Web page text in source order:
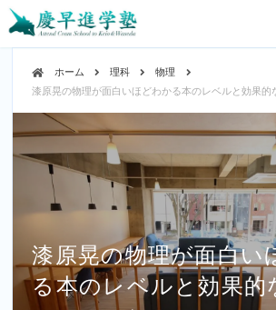
ホーム 理科
物理
漆原晃の物理が面白いほどわかる本のレベルと効果的
漆原晃の物理が面白い
る本のレベルと効果的